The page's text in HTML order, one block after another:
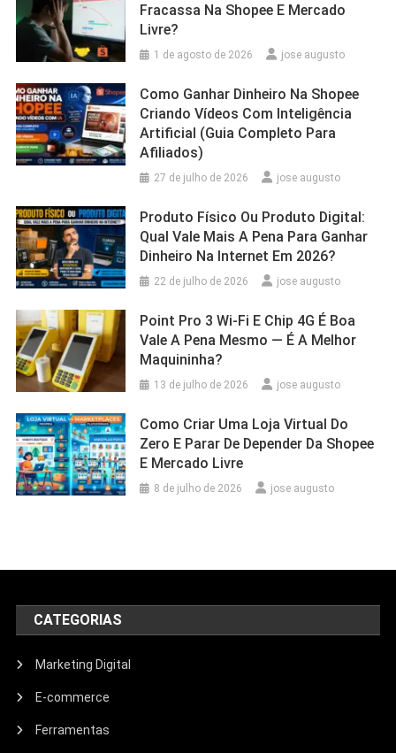
Fracassa Na Shopee E Mercado
Livre?
1 de agosto de 2026 jose augusto
Como Ganhar Dinheiro Na Shopee
Criando Vídeos Com Inteligência
Artificial (Guia Completo Para
Afiliados)
27 de julho de 2026 jose augusto
Produto Físico Ou Produto Digital:
Qual Vale Mais A Pena Para Ganhar
Dinheiro Na Internet Em 2026?
22 de julho de 2026 jose augusto
Point Pro 3 Wi‑Fi E Chip 4G É Boa
Vale A Pena Mesmo — É A Melhor
Maquininha?
13 de julho de 2026 jose augusto
Como Criar Uma Loja Virtual Do
Zero E Parar De Depender Da Shopee
E Mercado Livre
8 de julho de 2026 jose augusto
CATEGORIAS
Marketing Digital
E-commerce
Ferramentas